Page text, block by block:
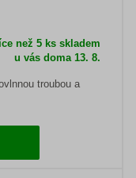
než 5 ks skladem
u vás doma 13. 8.
troubou a